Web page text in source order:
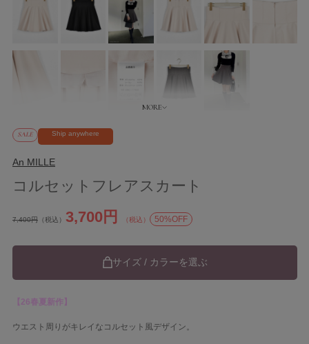
SALE Ship anywhere
An MILLE
コルセットフレアスカート
7,400円 （税込） 3,700円 （税込） 50%OFF
サイズ / カラーを選ぶ
【26春夏新作】
ウエスト周りがキレイなコルセット風デザイン。